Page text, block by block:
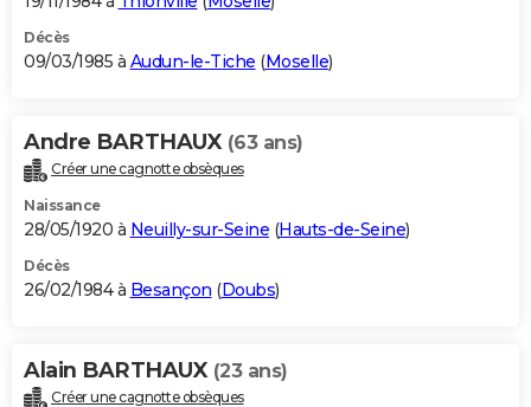
Décès
09/03/1985 à Audun-le-Tiche (Moselle)
Andre BARTHAUX (63 ans)
Créer une cagnotte obsèques
Naissance
28/05/1920 à Neuilly-sur-Seine (Hauts-de-Seine)
Décès
26/02/1984 à Besançon (Doubs)
Alain BARTHAUX (23 ans)
Créer une cagnotte obsèques